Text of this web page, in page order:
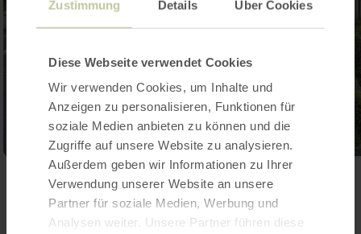
Zustimmung Details Über Cookies
Diese Webseite verwendet Cookies
Wir verwenden Cookies, um Inhalte und
Anzeigen zu personalisieren, Funktionen für
soziale Medien anbieten zu können und die
Zugriffe auf unsere Website zu analysieren.
Außerdem geben wir Informationen zu Ihrer
Verwendung unserer Website an unsere
Partner für soziale Medien, Werbung und
Analysen weiter. Unsere Partner führen diese
Galerie öffnen